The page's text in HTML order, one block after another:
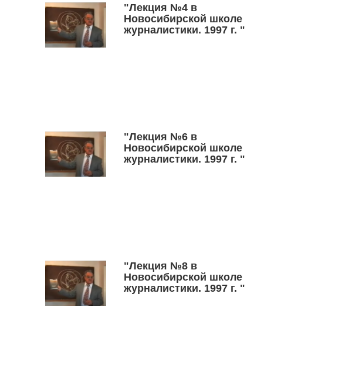
"Лекция №4 в
Новосибирской школе
журналистики. 1997 г. "
"Лекция №6 в
Новосибирской школе
журналистики. 1997 г. "
"Лекция №8 в
Новосибирской школе
журналистики. 1997 г. "